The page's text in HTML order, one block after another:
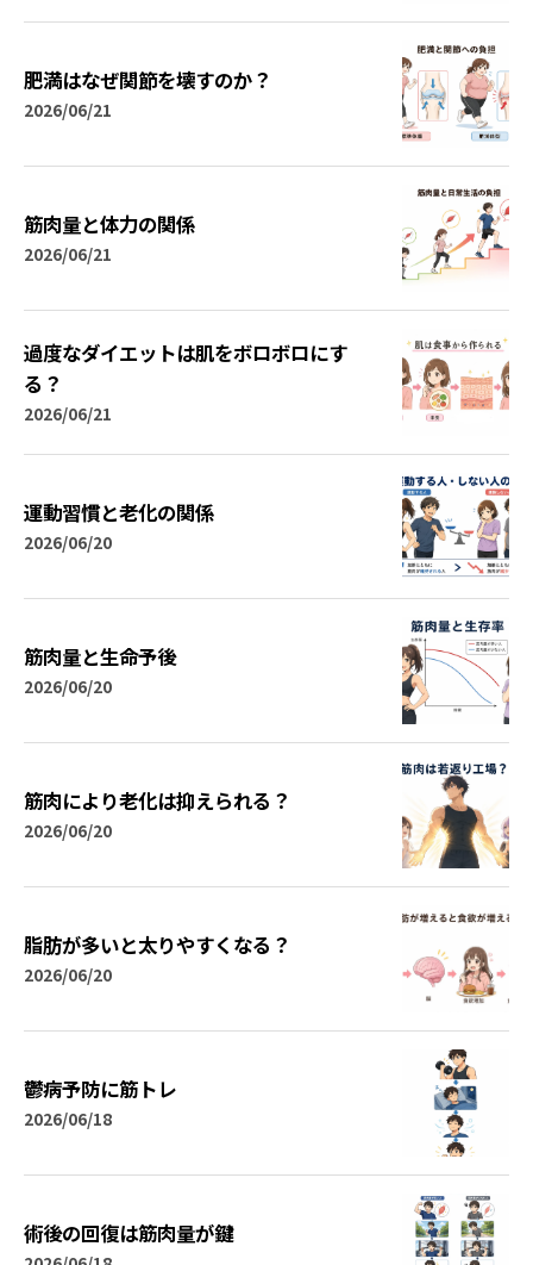
肥満はなぜ関節を壊すのか？
2026/06/21
筋肉量と体力の関係
2026/06/21
過度なダイエットは肌をボロボロにす
る？
2026/06/21
運動習慣と老化の関係
2026/06/20
筋肉量と生命予後
2026/06/20
筋肉により老化は抑えられる？
2026/06/20
脂肪が多いと太りやすくなる？
2026/06/20
鬱病予防に筋トレ
2026/06/18
術後の回復は筋肉量が鍵